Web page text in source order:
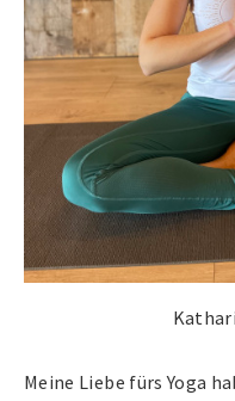
Meine Liebe fürs Yoga